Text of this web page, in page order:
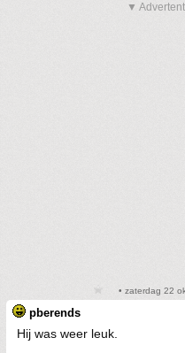
▼
• zaterdag 22
pberends
Hij was weer leuk.